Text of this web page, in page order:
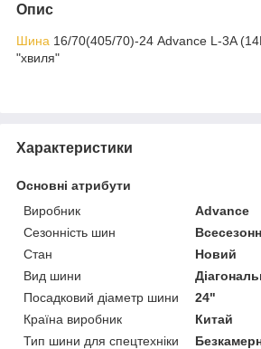
Опис
Шина 16/70(405/70)-24 Advance L-3A
"хвиля"
Характеристики
Основні атрибути
Виробник
Advance
Сезонність шин
Стан
Новий
Вид шини
Посадковий діаметр шини
24"
Країна виробник
Китай
Тип шини для спецтехніки